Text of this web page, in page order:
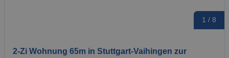
1 / 8
2-Zi Wohnung 65m in Stuttgart-Vaihingen zur